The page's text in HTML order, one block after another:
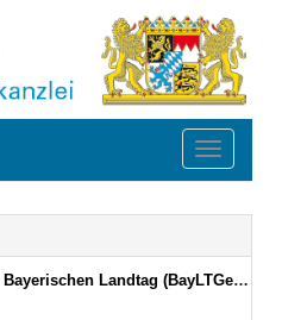
Toggle
der Bekanntmachung vom 14. August 2009 (GVBl. S. 420) BayRS 1100-3-I (§§ 1–195)